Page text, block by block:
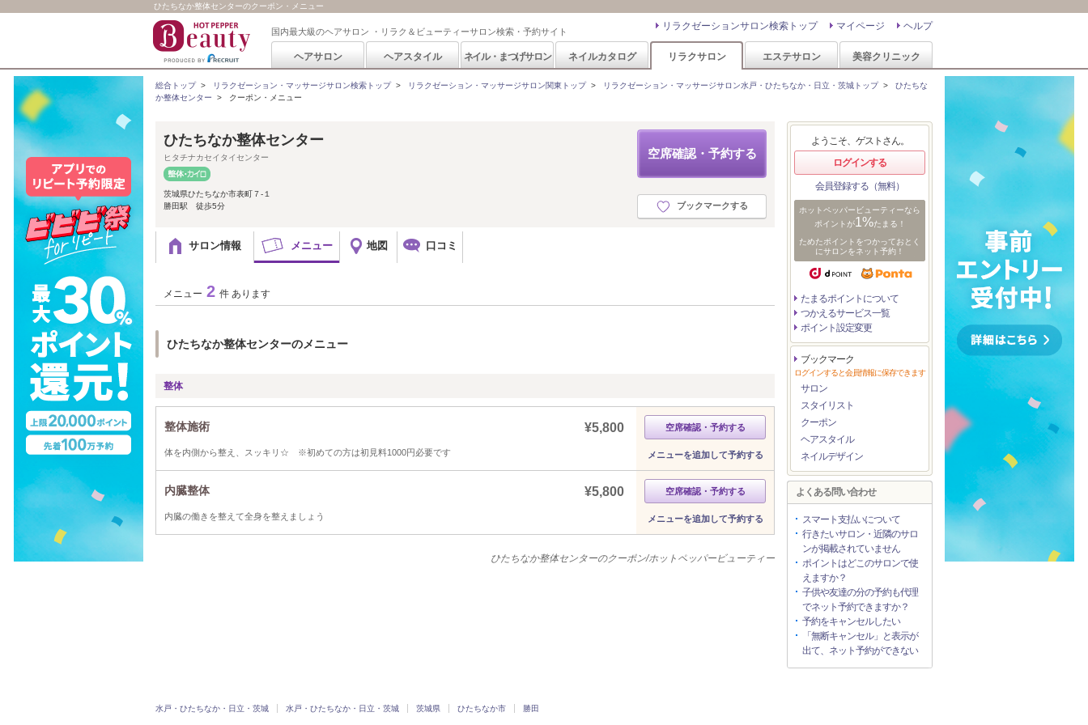
ひたちなか整体センターのクーポン・メニュー
国内最大級のヘアサロン ・リラク＆ビューティーサロン検索・予約サイト ヘルプ
マイページ
リラクゼーションサロン検索トップ
ヘアサロン ヘアスタイル ネイル・まつげサロン ネイルカタログ リラクサロン エステサロン 美容クリニック
総合トップ> リラクゼーション・マッサージサロン検索トップ> リラクゼーション・マッサージサロン関東トップ> リラクゼーション・マッサージサロン水戸・ひたちなか・日立・茨城トップ> ひたちな
か整体センター > クーポン・メニュー
空席確認・予約する
ブックマークする
ひたちなか整体センター
ヒタチナカセイタイセンター
茨城県ひたちなか市表町７‐１
勝田駅 徒歩5分
サロン情報 メニュー 地図 口コミ
メニュー 2 件 あります
ひたちなか整体センターのメニュー
整体
整体施術 ¥5,800
体を内側から整え、スッキリ☆ ※初めての方は初見料1000円必要です
空席確認・予約する
メニューを追加して予約する
内臓整体 ¥5,800
内臓の働きを整えて全身を整えましょう
空席確認・予約する
メニューを追加して予約する
ひたちなか整体センターのクーポン/ホットペッパービューティー
ようこそ、ゲストさん。
ログインする
会員登録する（無料）
ホットペッパービューティーなら
ポイントが1%たまる！
ためたポイントをつかっておとく
にサロンをネット予約！
たまるポイントについて
つかえるサービス一覧
ポイント設定変更
ブックマーク
ログインすると会員情報に保存できます
サロン
スタイリスト
クーポン
ヘアスタイル
ネイルデザイン
よくある問い合わせ
スマート支払いについて
行きたいサロン・近隣のサロ
ンが掲載されていません
ポイントはどこのサロンで使
えますか？
子供や友達の分の予約も代理
でネット予約できますか？
予約をキャンセルしたい
「無断キャンセル」と表示が
出て、ネット予約ができない
水戸・ひたちなか・日立・茨城 水戸・ひたちなか・日立・茨城 茨城県 ひたちなか市 勝田